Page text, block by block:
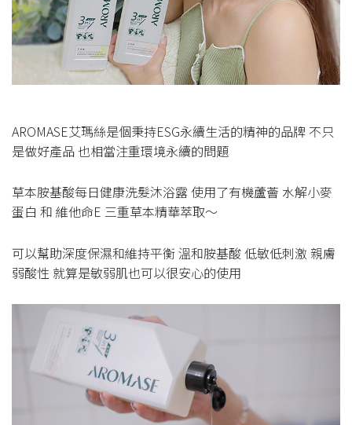
AROMASE艾瑪絲是個秉持ESG永續生活的精神的品牌 不只
是做好產品 也相當注重環境永續的問題
草本胺基酸每日健康洗髮沐浴露 使用了有機蘆薈 水解小麥
蛋白 和 維他命E 三重草本精華萃取～
可以幫助深度保濕和維持平衡 溫和胺基酸 低敏低刺激 親膚
弱酸性 就算是敏弱肌也可以很安心的使用